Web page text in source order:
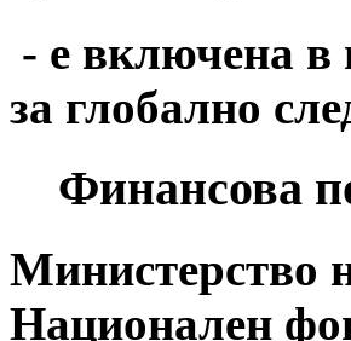
- е включена
за глобално
Финансова
Министерство
Национален